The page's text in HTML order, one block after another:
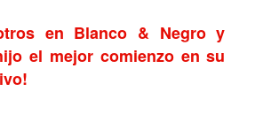
en Blanco & Negro y
el mejor comienzo en su